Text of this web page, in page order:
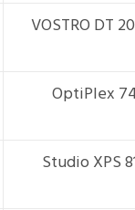
VOSTRO DT
OptiPlex
Studio XPS